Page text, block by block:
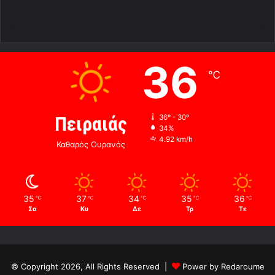
Πειραιάς
Καθαρός Ουρανός
36 ℃
36º - 30º
34%
4.92 km/h
35 ℃
Σα
37 ℃
Κυ
34 ℃
Δε
35 ℃
Τρ
36 ℃
Τε
© Copyright 2026, All Rights Reserved | Power by Redaroume